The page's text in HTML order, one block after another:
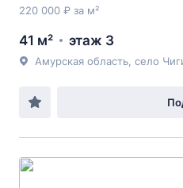
220 000 ₽ за м²
41 м² этаж 3
Амурская область, село